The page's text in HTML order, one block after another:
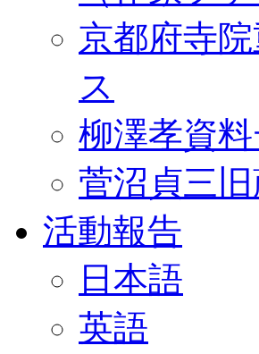
京都府寺
ス
柳澤孝資
菅沼貞三
活動報告
日本語
英語